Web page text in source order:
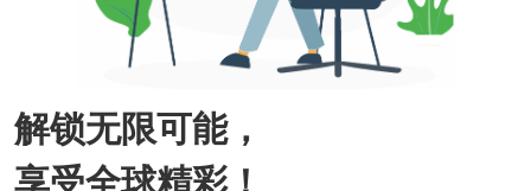
解锁无限可能，
享受全球精彩！